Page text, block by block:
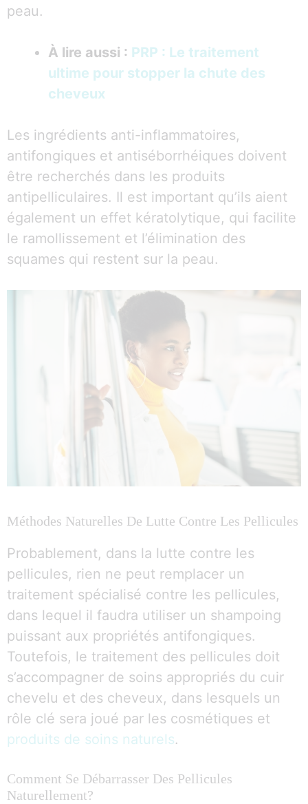
peau.
À lire aussi : PRP : Le traitement
ultime pour stopper la chute des
cheveux
Les ingrédients anti-inflammatoires,
antifongiques et antiséborrhéiques doivent
être recherchés dans les produits
antipelliculaires. Il est important qu’ils aient
également un effet kératolytique, qui facilite
le ramollissement et l’élimination des
squames qui restent sur la peau.
Méthodes Naturelles De Lutte Contre Les Pellicules
Probablement, dans la lutte contre les
pellicules, rien ne peut remplacer un
traitement spécialisé contre les pellicules,
dans lequel il faudra utiliser un shampoing
puissant aux propriétés antifongiques.
Toutefois, le traitement des pellicules doit
s’accompagner de soins appropriés du cuir
chevelu et des cheveux, dans lesquels un
rôle clé sera joué par les cosmétiques et
produits de soins naturels.
Comment Se Débarrasser Des Pellicules
Naturellement?